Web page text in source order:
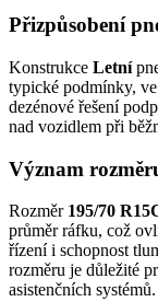
Přizpůsobení
Konstrukce Letní
typické podmínky,
dezénové řešení
nad vozidlem při
Význam
Rozměr 195/70
průměr ráfku, což
řízení i schopnost
rozměru je důležité
asistenčních systémů.